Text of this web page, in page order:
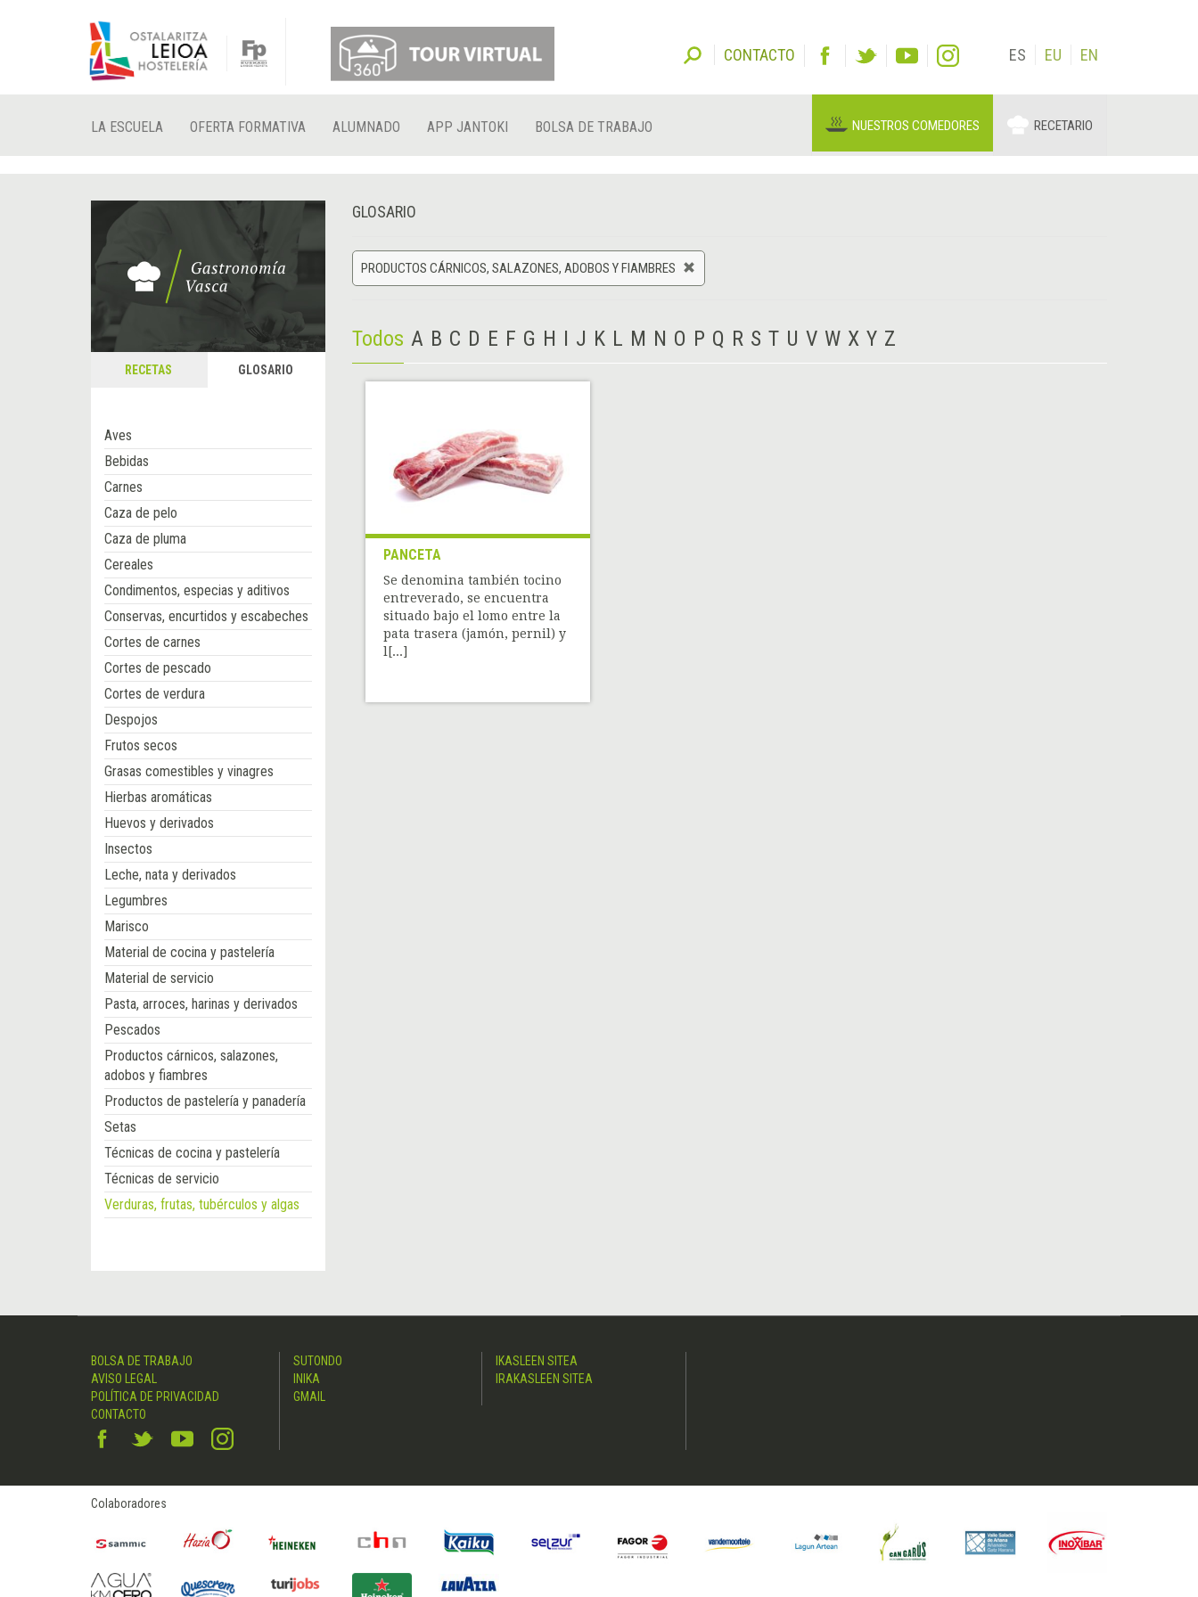
CONTACTO ES EU EN
LA ESCUELA OFERTA FORMATIVA ALUMNADO APP JANTOKI BOLSA DE TRABAJO NUESTROS COMEDORES RECETARIO
RECETAS GLOSARIO
Aves
Bebidas
Carnes
Caza de pelo
Caza de pluma
Cereales
Condimentos, especias y aditivos
Conservas, encurtidos y escabeches
Cortes de carnes
Cortes de pescado
Cortes de verdura
Despojos
Frutos secos
Grasas comestibles y vinagres
Hierbas aromáticas
Huevos y derivados
Insectos
Leche, nata y derivados
Legumbres
Marisco
Material de cocina y pastelería
Material de servicio
Pasta, arroces, harinas y derivados
Pescados
Productos cárnicos, salazones,
adobos y fiambres
Productos de pastelería y panadería
Setas
Técnicas de cocina y pastelería
Técnicas de servicio
Verduras, frutas, tubérculos y algas
GLOSARIO
PRODUCTOS CÁRNICOS, SALAZONES, ADOBOS Y FIAMBRES
Todos A B C D E F G H I J K L M N O P Q R S T U V W X Y Z
PANCETA
Se denomina también tocino
entreverado, se encuentra
situado bajo el lomo entre la
pata trasera (jamón, pernil) y
l[...]
BOLSA DE TRABAJO
AVISO LEGAL
POLÍTICA DE PRIVACIDAD
CONTACTO
SUTONDO
INIKA
GMAIL
IKASLEEN SITEA
IRAKASLEEN SITEA
Colaboradores